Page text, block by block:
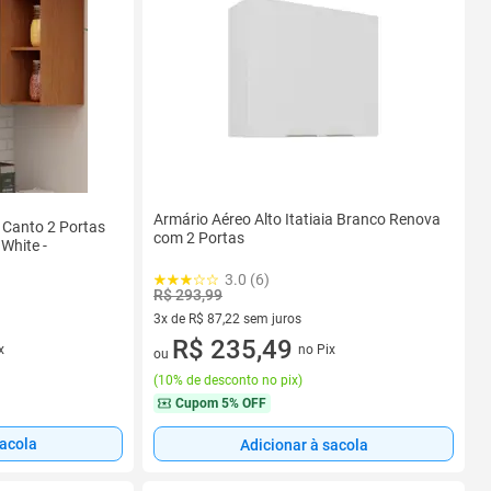
2 Portas
-
Armário Aéreo Alto Itatiaia Branco Renova
com 2 Portas
3.0 (6)
R$ 293,99
3x de R$ 87,22 sem juros
3 vez de R$ 87,22 sem juros
ou R$ 235,49 no Pix
(10% de desconto no pix)
Cupom 5% OFF
Adicionar à sacola